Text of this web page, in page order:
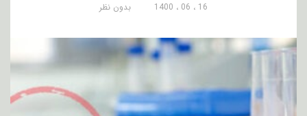
16 ، 06 ، 1400 بدون نظر